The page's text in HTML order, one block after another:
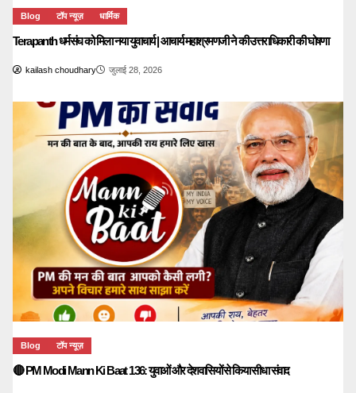
Blog टॉप न्यूज़ धार्मिक
Terapanth धर्मसंघ को मिला नया युवाचार्य | आचार्य महाश्रमणजी ने की उत्तराधिकारी की घोषणा
kailash choudhary जुलाई 28, 2026
Blog टॉप न्यूज़
🔴 PM Modi Mann Ki Baat 136: युवाओं और देशवासियों से किया सीधा संवाद